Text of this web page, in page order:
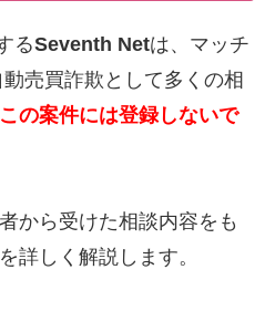
るSeventh Netは、マッチ
売買詐欺として多くの相
この案件には登録しないで
から受けた相談内容をも
詳しく解説します。